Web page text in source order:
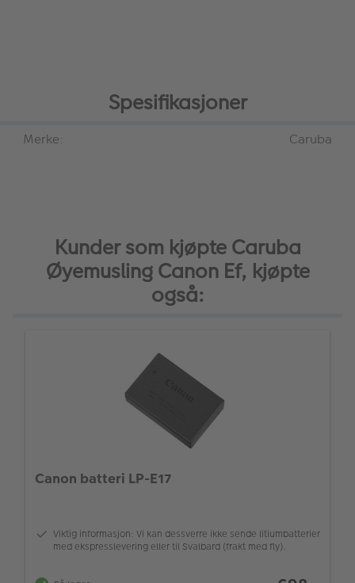
Spesifikasjoner
Merke: Caruba
Kunder som kjøpte Caruba
Øyemusling Canon Ef, kjøpte
også:
Canon batteri LP-E17
Viktig informasjon: Vi kan dessverre ikke sende litiumbatterier
med ekspresslevering eller til Svalbard (frakt med fly).